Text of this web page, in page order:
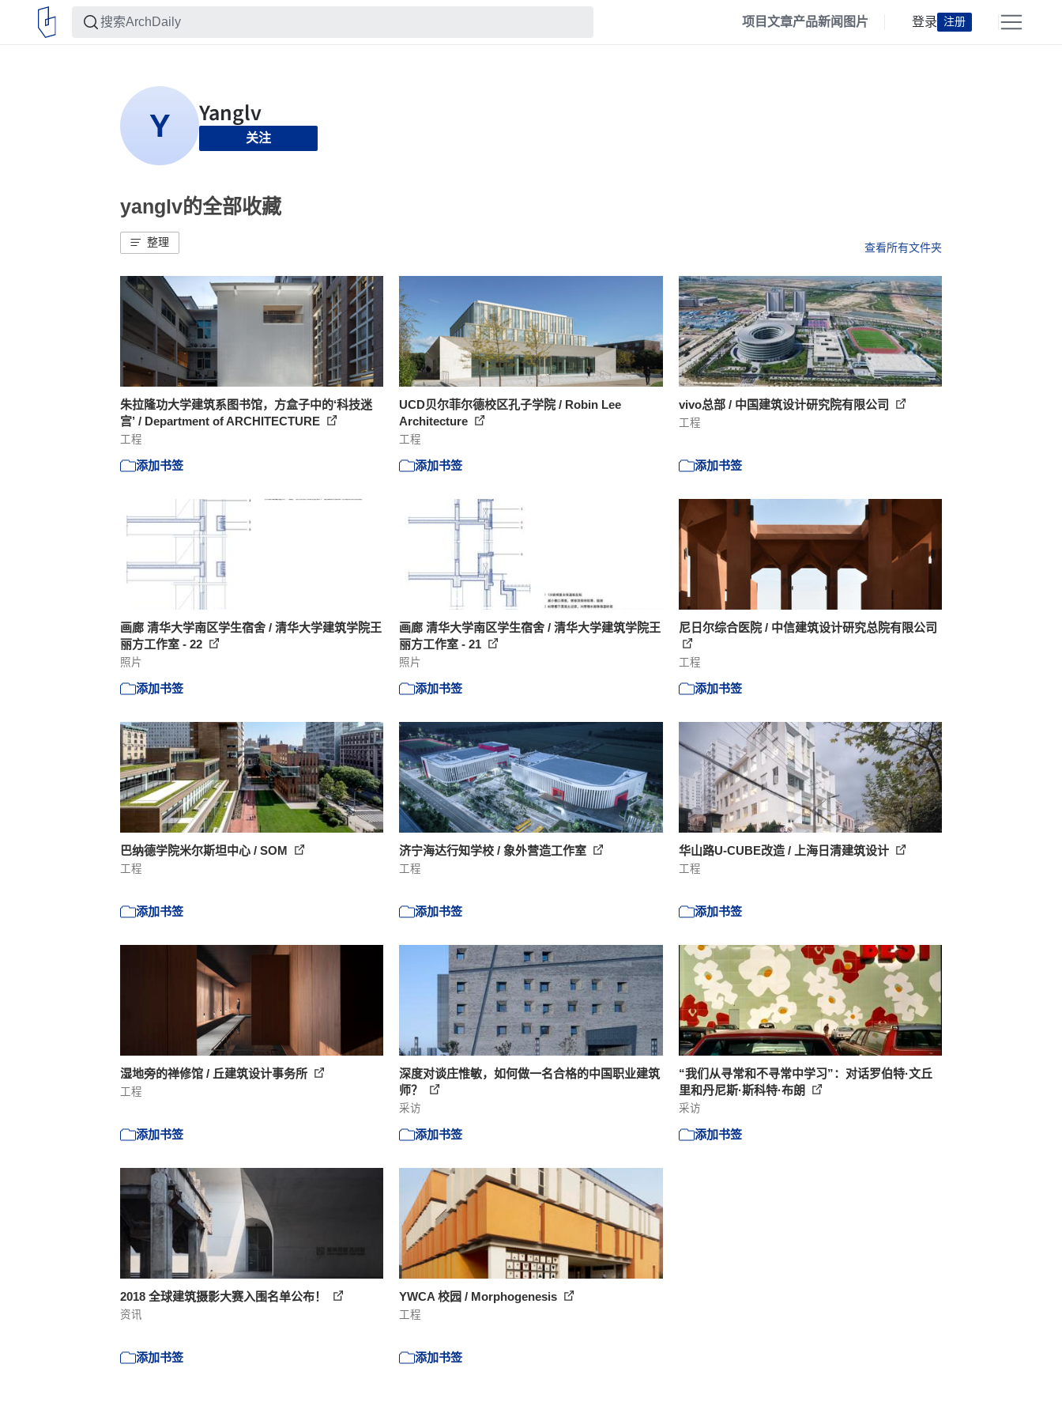
项目文章产品新闻 图片 登录 注册
关注
yanglv的全部收藏
整理 查看所有文件夹
朱拉隆功大学建筑系图书馆，方盒子中的‘科技迷
宫’ / Department of ARCHITECTURE
工程
添加书签
UCD贝尔菲尔德校区孔子学院 / Robin Lee
Architecture
工程
添加书签
vivo总部 / 中国建筑设计研究院有限公司
工程
添加书签
画廊 清华大学南区学生宿舍 / 清华大学建筑学院王
丽方工作室 - 22
照片
添加书签
画廊 清华大学南区学生宿舍 / 清华大学建筑学院王
丽方工作室 - 21
照片
添加书签
尼日尔综合医院 / 中信建筑设计研究总院有限公司
工程
添加书签
巴纳德学院米尔斯坦中心 / SOM
工程
添加书签
济宁海达行知学校 / 象外营造工作室
工程
添加书签
华山路U-CUBE改造 / 上海日清建筑设计
工程
添加书签
湿地旁的禅修馆 / 丘建筑设计事务所
工程
添加书签
深度对谈庄惟敏，如何做一名合格的中国职业建筑
师？
采访
添加书签
“我们从寻常和不寻常中学习”：对话罗伯特·文丘
里和丹尼斯·斯科特·布朗
采访
添加书签
2018 全球建筑摄影大赛入围名单公布！
资讯
添加书签
YWCA 校园 / Morphogenesis
工程
添加书签